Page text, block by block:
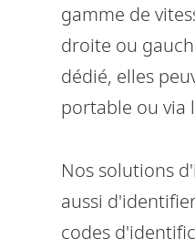
LE SYSTÈME IDÉAL POUR
DE DONNÉES VARIABLES
SOUPLES ET DES
gamme de
droite ou
dédié, elles
portable ou via
Nos solutions
aussi
codes